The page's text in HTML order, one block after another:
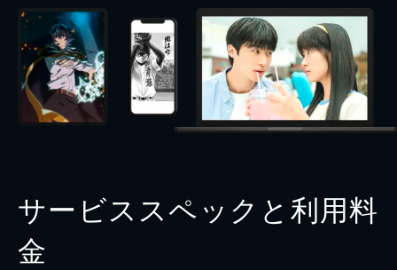
サービススペックと利用料
金